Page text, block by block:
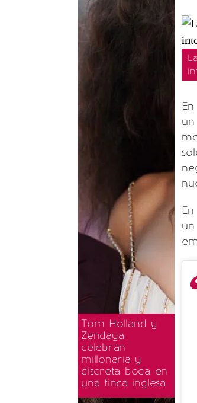
Tom Holland y
Zendaya
celebran
millonaria y
discreta boda en
una finca inglesa